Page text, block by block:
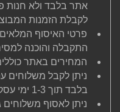
אתר בלבד ולא חנות
לקבלת הזמנות
פרטי האיסוף
התקבלה והוכנה
המחירים באתר
בלבד תוך 1-3 ימי עסקים.